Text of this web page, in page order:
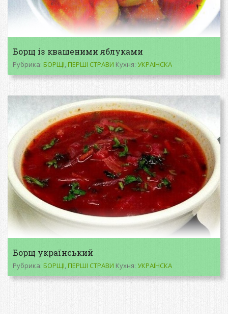
Борщ із квашеними яблуками
Рубрика: БОРЩІ, ПЕРШІ СТРАВИ Кухня: УКРАЇНСКА
Борщ український
Рубрика: БОРЩІ,ПЕРШІ СТРАВИ Кухня: УКРАЇНСКА